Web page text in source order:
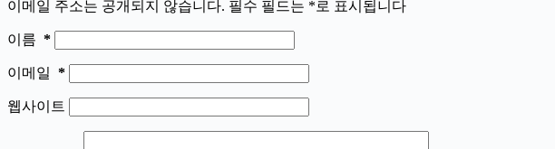
이메일 주소는 공개되지 않습니다. 필수 필드는 *로 표시됩니다
이름 *
이메일 *
웹사이트